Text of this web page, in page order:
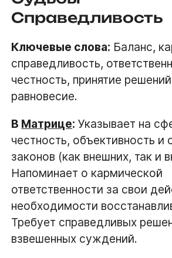
Справедливость
Ключевые слова: Баланс,
справедливость,
честность, принятие
равновесие.
В Матрице: Указывает на
честность, объективность
законов (как внешних, так и
Напоминает о кармической
ответственности за свои
необходимости
Требует справедливых
взвешенных суждений.